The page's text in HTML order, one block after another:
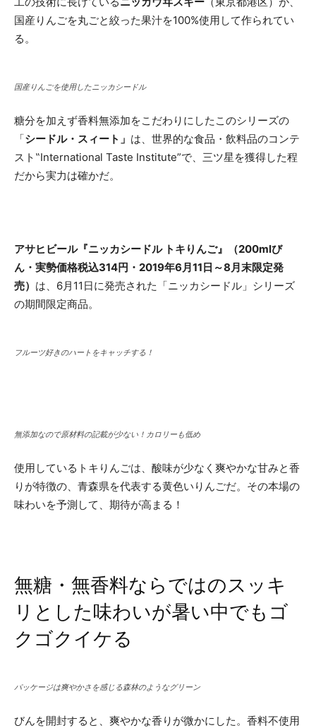
国産りんごを丸ごと絞った果汁を100%使用して作られてい
る。
国産りんごを使用したニッカシードル
糖分を加えず香料無添加をこだわりにしたこのシリーズの
「シードル・スィート」 は、世界的な食品・飲料品のコンテ
スト‟International Taste Institute”で、三ツ星を獲得した程
だから実力は確かだ。
アサヒビール『ニッカシードル トキりんご』（200mlび
ん・実勢価格税込314円・2019年6月11日～8月末限定発
売） は、6月11日に発売された「ニッカシードル」シリーズ
の期間限定商品。
フルーツ好きのハートをキャッチする！
無添加なので原材料の記載が少ない！カロリーも低め
使用しているトキりんごは、酸味が少なく爽やかな甘みと香
りが特徴の、青森県を代表する黄色いりんごだ。その本場の
味わいを予測して、期待が高まる！
無糖・無香料ならではのスッキ
リとした味わいが暑い中でもゴ
クゴクイケる
パッケージは爽やかさを感じる森林のようなグリーン
びんを開封すると、爽やかな香りが微かにした。香料不使用